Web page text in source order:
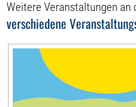
Weitere Veranstaltungen an
verschiedene